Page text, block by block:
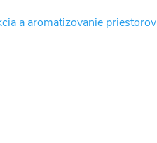
a aromatizovanie priestorov